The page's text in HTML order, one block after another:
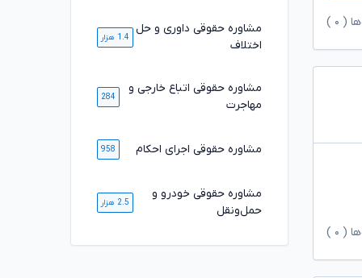
( ۰
( ۰
مشاوره حقوقی داوری و حل
اختلاف
1.4 هزار
مشاوره حقوقی اتباع خارجی و
مهاجرت
284
مشاوره حقوقی اجرای احکام 958
مشاوره حقوقی خودرو و
حمل‌ونقل
2.5 هزار